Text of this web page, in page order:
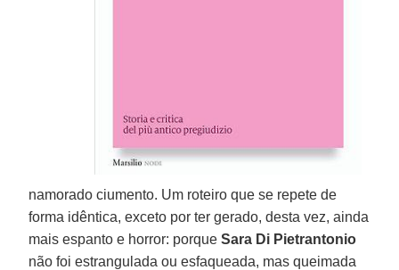
namorado ciumento. Um roteiro que se repete de
forma idêntica, exceto por ter gerado, desta vez, ainda
mais espanto e horror: porqueSara Di Pietrantonio
não foi estrangulada ou esfaqueada, mas queimada